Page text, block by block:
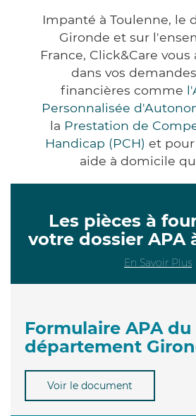
Impanté à Toulenne, le
Gironde et sur
France, Click&Care
dans vos
financières comme
Personnalisée
la Prestation de
Handicap (PCH) et
aide à domicile
Les pièces à
votre dossier APA
En Savoir Plus
Formulaire APA du
département
Voir le document